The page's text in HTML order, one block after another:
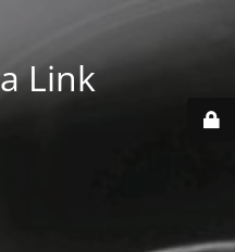
Link